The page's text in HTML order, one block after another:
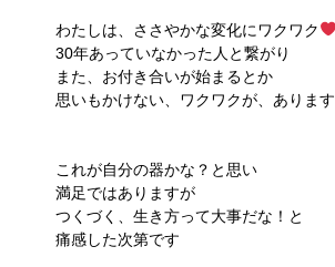
わたしは、ささやかな変化にワクワク
30年あっていなかった人と繋がり
また、お付き合いが始まるとか
思いもかけない、ワクワクが、あります
これが自分の器かな？と思い
満足ではありますが
つくづく、生き方って大事だな！と
痛感した次第です